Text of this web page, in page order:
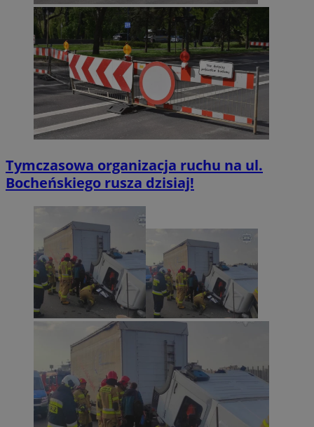
Tymczasowa organizacja ruchu na ul.
Bocheńskiego rusza dzisiaj!